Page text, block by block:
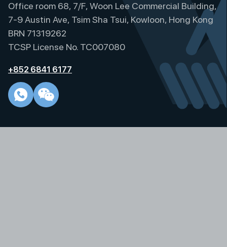
Office room 68, 7/F, Woon Lee Commercial Building,
7-9 Austin Ave, Tsim Sha Tsui, Kowloon, Hong Kong
BRN 71319262
TCSP License No. TC007080
+852 6841 6177